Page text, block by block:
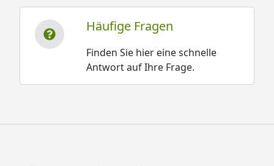
Häufige Fragen
Finden Sie hier eine schnelle
Antwort auf Ihre Frage.